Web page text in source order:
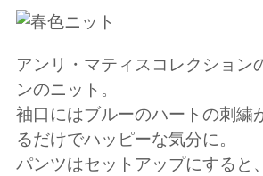
アンリ・マティスコレクション
ンのニット。
袖口にはブルーのハートの刺繍
るだけでハッピーな気分に。
パンツはセットアップにすると